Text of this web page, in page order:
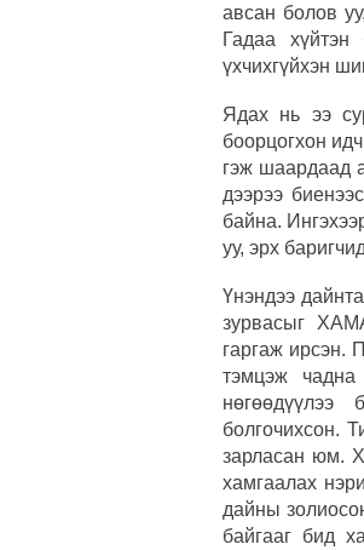
авсан болов
Гадаа хүйтэн
үхчихгүйхэн
Ядах нь ээ
боорцогхон
гэж шаардаад
дээрээ
байна.
уу, эрх
Үнэндээ
зурвасыг
гаргаж ирсэн.
тэмцэж
болгочихсон.
зарласан юм.
хамгаалах
дайны
байгааг бид